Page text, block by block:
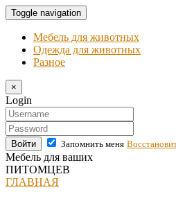
Toggle navigation
Мебель для животных
Одежда для животных
Разное
×
Login
Войти Запомнить меня
Мебель для ваших
ПИТОМЦЕВ
ГЛАВНАЯ